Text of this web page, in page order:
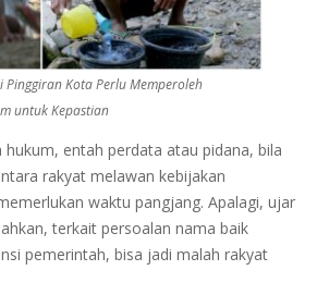
Pinggiran Kota Perlu Memperoleh
untuk Kepastian
hukum, entah perdata atau pidana, bila
rakyat melawan kebijakan
waktu pangjang. Apalagi, ujar
terkait persoalan nama baik
pemerintah, bisa jadi malah rakyat